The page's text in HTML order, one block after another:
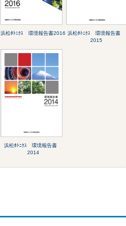
浜松ﾎﾄﾆｸｽ 環境報告書2016 浜松ﾎﾄﾆｸｽ 環境報告書
2015
浜松ﾎﾄﾆｸｽ 環境報告書
2014